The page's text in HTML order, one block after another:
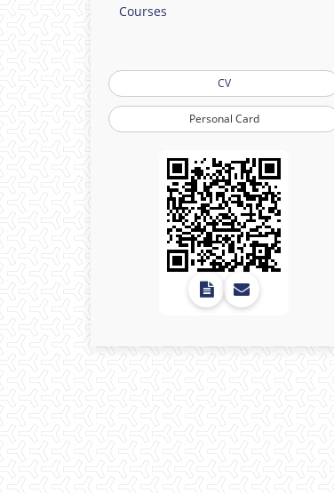
Courses
CV
Personal Card